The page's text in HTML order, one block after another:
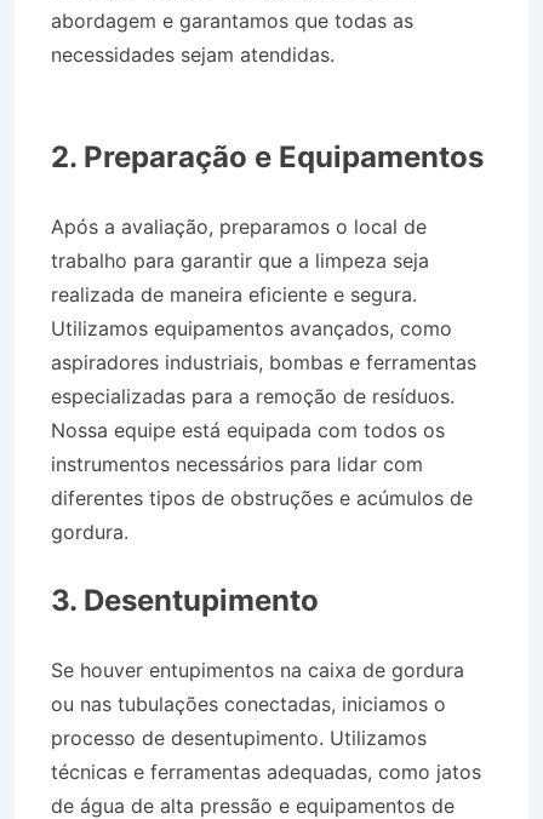
abordagem e garantamos que todas as
necessidades sejam atendidas.
2. Preparação e Equipamentos
Após a avaliação, preparamos o local de
trabalho para garantir que a limpeza seja
realizada de maneira eficiente e segura.
Utilizamos equipamentos avançados, como
aspiradores industriais, bombas e ferramentas
especializadas para a remoção de resíduos.
Nossa equipe está equipada com todos os
instrumentos necessários para lidar com
diferentes tipos de obstruções e acúmulos de
gordura.
3. Desentupimento
Se houver entupimentos na caixa de gordura
ou nas tubulações conectadas, iniciamos o
processo de desentupimento. Utilizamos
técnicas e ferramentas adequadas, como jatos
de água de alta pressão e equipamentos de